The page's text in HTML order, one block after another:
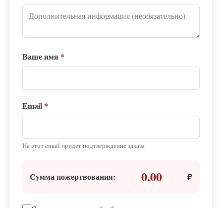
Ваше имя *
Email *
На этот email придет подтверждение заказа
Сумма пожертвования: 0.00 ₽